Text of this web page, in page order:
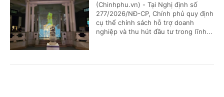
(Chinhphu.vn) - Tại Nghị định số
277/2026/NĐ-CP, Chính phủ quy định
cụ thể chính sách hỗ trợ doanh
nghiệp và thu hút đầu tư trong lĩnh...